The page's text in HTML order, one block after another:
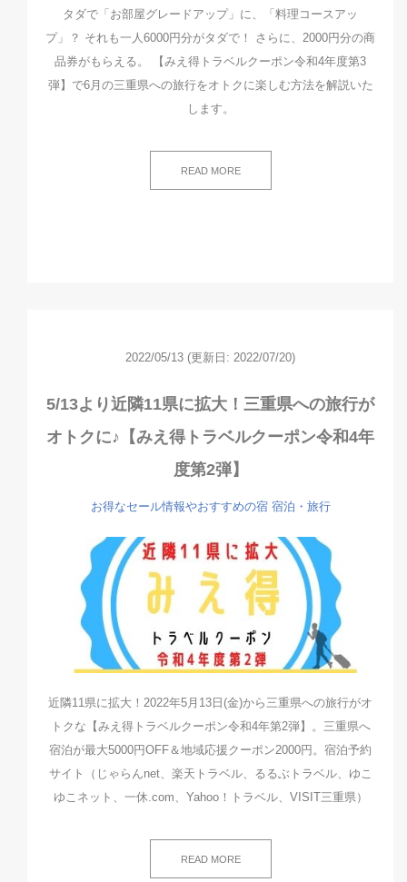
タダで「お部屋グレードアップ」に、「料理コースアッ
プ」？ それも一人6000円分がタダで！ さらに、2000円分の商
品券がもらえる。 【みえ得トラベルクーポン令和4年度第3
弾】で6月の三重県への旅行をオトクに楽しむ方法を解説いた
します。
READ MORE
2022/05/13 (更新日: 2022/07/20)
5/13より近隣11県に拡大！三重県への旅行が
オトクに♪【みえ得トラベルクーポン令和4年
度第2弾】
お得なセール情報やおすすめの宿 宿泊・旅行
近隣11県に拡大！2022年5月13日(金)から三重県への旅行がオ
トクな【みえ得トラベルクーポン令和4年第2弾】。三重県へ
宿泊が最大5000円OFF＆地域応援クーポン2000円。宿泊予約
サイト（じゃらんnet、楽天トラベル、るるぶトラベル、ゆこ
ゆこネット、一休.com、Yahoo！トラベル、VISIT三重県）
READ MORE